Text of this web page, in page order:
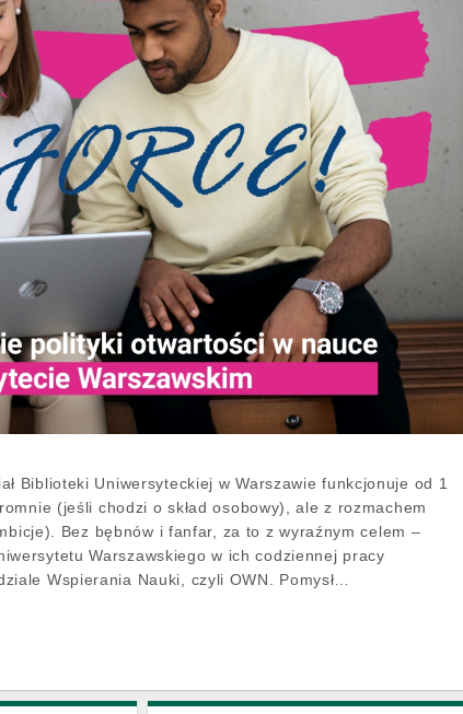
Biblioteki Uniwersyteckiej w Warszawie funkcjonuje od 1
(jeśli chodzi o skład osobowy), ale z rozmachem
Bez bębnów i fanfar, za to z wyraźnym celem –
Warszawskiego w ich codziennej pracy
Wspierania Nauki, czyli OWN. Pomysł…